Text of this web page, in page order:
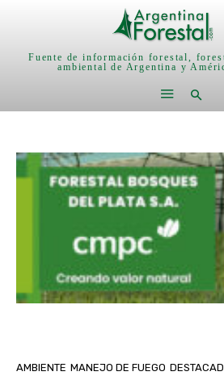
Fuente de información forestal,
ambiental de Argentina y
AMBIENTE MANEJO DE FUEGO